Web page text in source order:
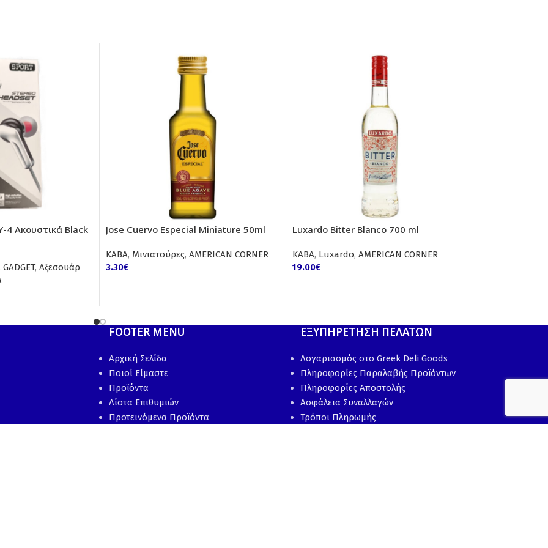
4 Ακουστικά Black
GADGET, Αξεσουάρ
Jose Cuervo Especial Miniature 50ml
ΚΑΒΑ, Μινιατούρες, AMERICAN CORNER
3.30€
Luxardo Bitter Blanco 700 ml
ΚΑΒΑ, Luxardo, AMERICAN CORNER
19.00€
FOOTER MENU
Αρχική Σελίδα
Ποιοί Είμαστε
Προϊόντα
Λίστα Επιθυμιών
Προτεινόμενα Προϊόντα
ΕΞΥΠΗΡΕΤΗΣΗ ΠΕΛΑΤΩΝ
Λογαριασμός στο Greek Deli Goods
Πληροφορίες Παραλαβής Προϊόντων
Πληροφορίες Αποστολής
Ασφάλεια Συναλλαγών
Τρόποι Πληρωμής